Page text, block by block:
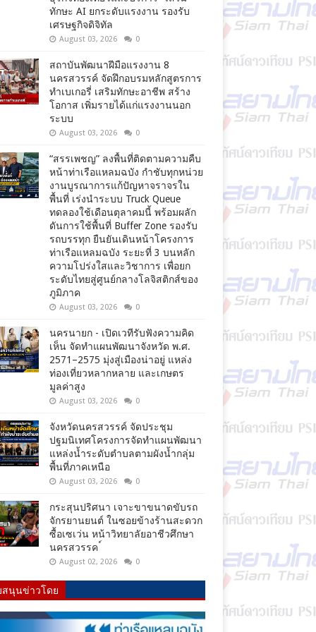
ทักษะ AI ยกระดับแรงงาน รองรับ
เศรษฐกิจดิจิทัล
August 03, 2026 0
สถาบันพัฒนาฝีมือแรงงาน 8
นครสวรรค์ จัดฝึกอบรมหลักสูตรการ
ทำเบเกอรี่ เสริมทักษะอาชีพ สร้าง
โอกาส เพิ่มรายได้แก่แรงงานนอก
ระบบ
August 03, 2026 0
“สรรเพชญ” ลงพื้นที่ติดตามความคืบ
หน้าท่าเรือแหลมฉบัง กำชับทุกหน่วย
งานบูรณาการแก้ปัญหาจราจรใน
พื้นที่ เร่งนำระบบ Truck Queue
ทดลองใช้เดือนตุลาคมนี้ พร้อมผลัก
ดันการใช้พื้นที่ Buffer Zone รองรับ
รถบรรทุก ยืนยันเดินหน้าโครงการ
ท่าเรือแหลมฉบัง ระยะที่ 3 บนหลัก
ความโปร่งใสและวิชาการ เพื่อยก
ระดับไทยสู่ศูนย์กลางโลจิสติกส์ของ
ภูมิภาค
August 03, 2026 0
นครนายก - เปิดเวทีรับฟังความคิด
เห็น จัดทำแผนพัฒนาจังหวัด พ.ศ.
2571–2575 มุ่งสู่เมืองน่าอยู่ แหล่ง
ท่องเที่ยวหลากหลาย และเกษตร
มูลค่าสูง
August 03, 2026 0
จังหวัดนครสวรรค์ จัดประชุม
ปฐมนิเทศโครงการจัดทำแผนพัฒนา
แหล่งน้ำระดับตำบลตามผังน้ำกลุ่ม
พื้นที่ภาคเหนือ
August 03, 2026 0
กระสุนปริศนา เจาะขาขนาดขับรถ
จักรยานยนต์ ในซอยข้างร้านสะดวก
ซื้อเซเว่น หน้าวิทยาลัยอาชีวศึกษา
นครสวรรค ์
August 02, 2026 0
นุนข่าวโดย